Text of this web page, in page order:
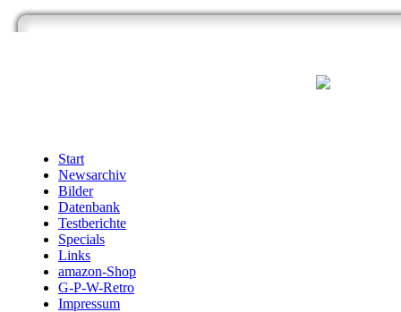
Start
Newsarchiv
Bilder
Datenbank
Testberichte
Specials
Links
amazon-Shop
G-P-W-Retro
Impressum